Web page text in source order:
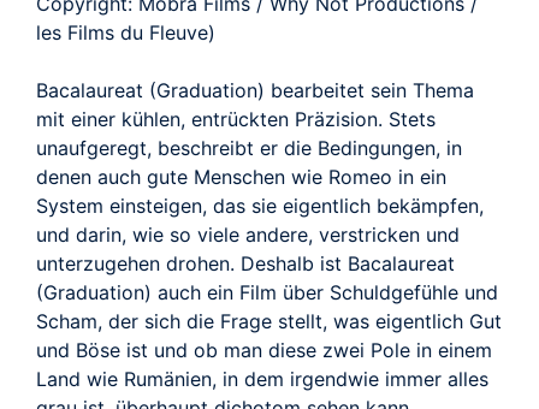
les Films du Fleuve)
Bacalaureat (Graduation) bearbeitet sein Thema
mit einer kühlen, entrückten Präzision. Stets
unaufgeregt, beschreibt er die Bedingungen, in
denen auch gute Menschen wie Romeo in ein
System einsteigen, das sie eigentlich bekämpfen,
und darin, wie so viele andere, verstricken und
unterzugehen drohen. Deshalb ist Bacalaureat
(Graduation) auch ein Film über Schuldgefühle und
Scham, der sich die Frage stellt, was eigentlich Gut
und Böse ist und ob man diese zwei Pole in einem
Land wie Rumänien, in dem irgendwie immer alles